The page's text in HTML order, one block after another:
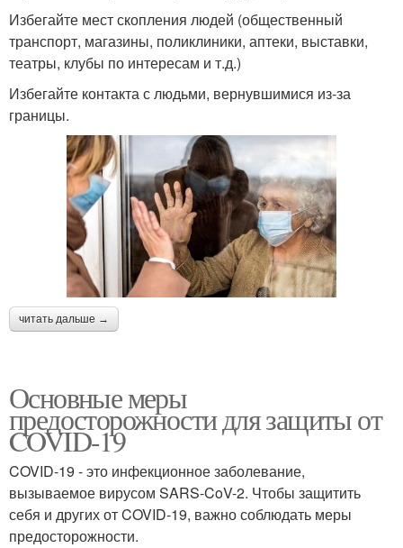
Избегайте мест скопления людей (общественный
транспорт, магазины, поликлиники, аптеки, выставки,
театры, клубы по интересам и т.д.)
Избегайте контакта с людьми, вернувшимися из-за
границы.
читать дальше →
Основные меры
предосторожности для защиты от
COVID-19
COVID-19 - это инфекционное заболевание,
вызываемое вирусом SARS-CoV-2. Чтобы защитить
себя и других от COVID-19, важно соблюдать меры
предосторожности.